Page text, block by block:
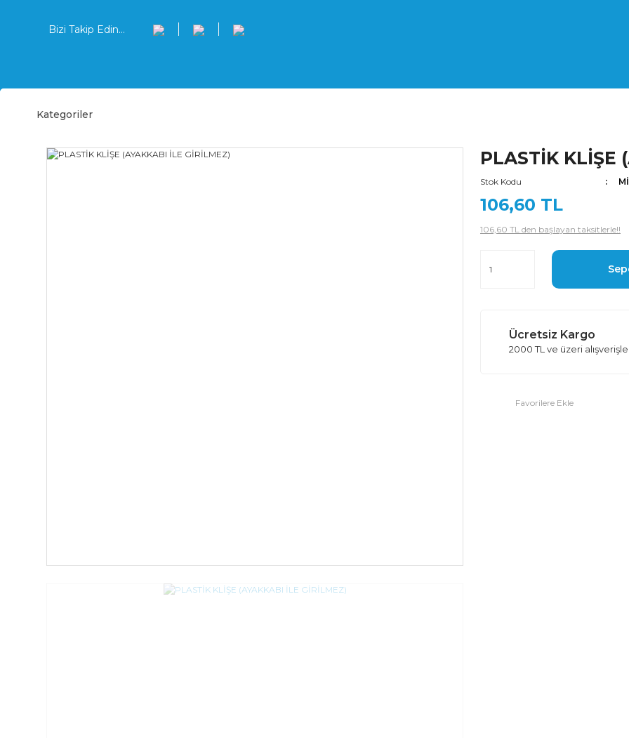
Bizi Takip Edin...
Kategoriler
PLASTİK KLİŞE
Stok Kodu
106,60 TL
106,60 TL den başlayan taksitlerle!!
Ücretsiz Kargo
2000 TL ve üzeri